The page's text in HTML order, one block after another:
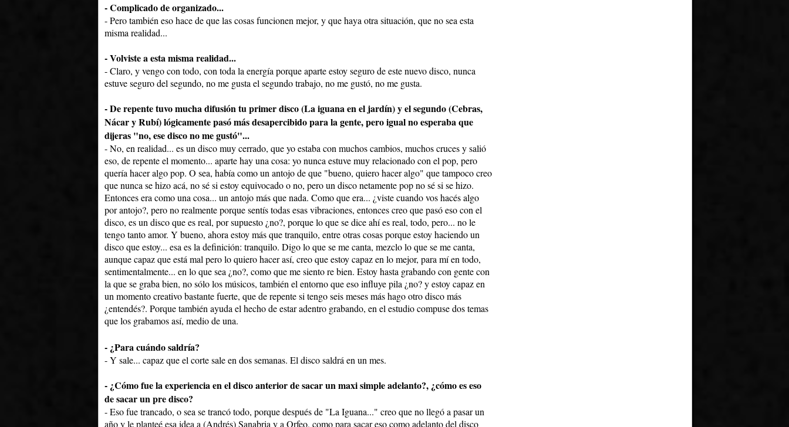
- Complicado de organizado...
- Pero también eso hace de que las cosas funcionen mejor, y que haya otra situación, que no sea esta
misma realidad...
- Volviste a esta misma realidad...
- Claro, y vengo con todo, con toda la energía porque aparte estoy seguro de este nuevo disco, nunca
estuve seguro del segundo, no me gusta el segundo trabajo, no me gustó, no me gusta.
- De repente tuvo mucha difusión tu primer disco (La iguana en el jardín) y el segundo (Cebras,
Nácar y Rubí) lógicamente pasó más desapercibido para la gente, pero igual no esperaba que
dijeras "no, ese disco no me gustó"...
- No, en realidad... es un disco muy cerrado, que yo estaba con muchos cambios, muchos cruces y salió
eso, de repente el momento... aparte hay una cosa: yo nunca estuve muy relacionado con el pop, pero
quería hacer algo pop. O sea, había como un antojo de que "bueno, quiero hacer algo" que tampoco creo
que nunca se hizo acá, no sé si estoy equivocado o no, pero un disco netamente pop no sé si se hizo.
Entonces era como una cosa... un antojo más que nada. Como que era... ¿viste cuando vos hacés algo
por antojo?, pero no realmente porque sentís todas esas vibraciones, entonces creo que pasó eso con el
disco, es un disco que es real, por supuesto ¿no?, porque lo que se dice ahí es real, todo, pero... no le
tengo tanto amor. Y bueno, ahora estoy más que tranquilo, entre otras cosas porque estoy haciendo un
disco que estoy... esa es la definición: tranquilo. Digo lo que se me canta, mezclo lo que se me canta,
aunque capaz que está mal pero lo quiero hacer así, creo que estoy capaz en lo mejor, para mí en todo,
sentimentalmente... en lo que sea ¿no?, como que me siento re bien. Estoy hasta grabando con gente con
la que se graba bien, no sólo los músicos, también el entorno que eso influye pila ¿no? y estoy capaz en
un momento creativo bastante fuerte, que de repente si tengo seis meses más hago otro disco más
¿entendés?. Porque también ayuda el hecho de estar adentro grabando, en el estudio compuse dos temas
que los grabamos así, medio de una.
- ¿Para cuándo saldría?
- Y sale... capaz que el corte sale en dos semanas. El disco saldrá en un mes.
- ¿Cómo fue la experiencia en el disco anterior de sacar un maxi simple adelanto?, ¿cómo es eso
de sacar un pre disco?
- Eso fue trancado, o sea se trancó todo, porque después de "La Iguana..." creo que no llegó a pasar un
año y le planteé esa idea a (Andrés) Sanabria y a Orfeo, como para sacar eso como adelanto del disco